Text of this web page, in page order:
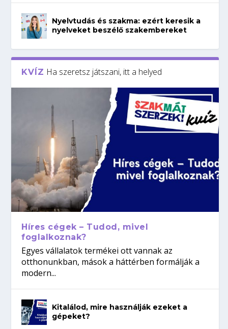
Nyelvtudás és szakma: ezért keresik a
nyelveket beszélő szakembereket
KVÍZ Ha szeretsz játszani, itt a helyed
Híres cégek – Tudod, mivel
foglalkoznak?
Egyes vállalatok termékei ott vannak az
otthonunkban, mások a háttérben formálják a
modern...
Kitalálod, mire használják ezeket a
gépeket?